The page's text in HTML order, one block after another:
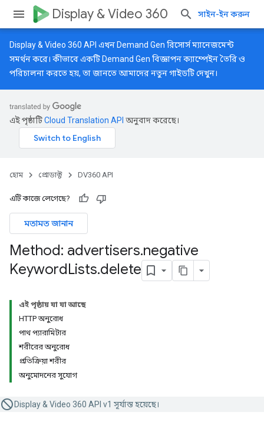
Display & Video 360 সাইন-ইন করুন
Display & Video 360 API এখন Demand Gen রিসোর্স ম্যানেজমেন্ট
সমর্থন করে। কীভাবে একটি Demand Gen বিজ্ঞাপন ক্যাম্পেইন তৈরি ও
পরিচালনা করতে হয়, তা জানতে আমাদেরনতুন গাইডটিদেখুন।
এই পৃষ্ঠাটিCloud Translation API অনুবাদ করেছে।
হোম প্রোডাক্ট DV360 API
এটি কাজে লেগেছে?
মতামত জানান
Method: advertisers.negative
KeywordLists.delete
এই পৃষ্ঠায় যা যা আছে
HTTP অনুরোধ
পাথ প্যারামিটার
শরীরের অনুরোধ
প্রতিক্রিয়া শরীর
অনুমোদনের সুযোগ
Display & Video 360 API v1 সূর্যাস্ত হয়েছে।